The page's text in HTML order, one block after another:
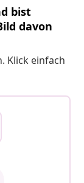
bist
davon
Klick einfach